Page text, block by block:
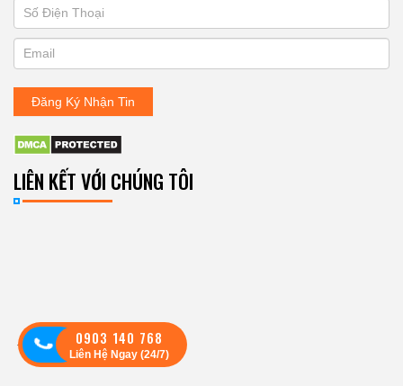
ĐĂNG
KÝ
NHẬN
BẢN
TIN
you
are
human,
leave
this
blank.
Đăng Ký Nhận Tin
LIÊN KẾT VỚI CHÚNG TÔI
Theo dõi:
0903 140 768
Liên Hệ Ngay (24/7)